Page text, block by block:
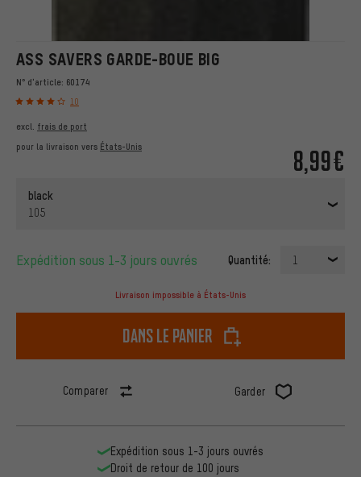
ASS SAVERS GARDE-BOUE BIG
N° d'article: 60174
10
8,99€
excl. frais de port
pour la livraison vers États-Unis
black
105
Expédition sous 1-3 jours ouvrés Quantité: 1
Livraison impossible à États-Unis
dans le panier
Comparer Garder
Expédition sous 1-3 jours ouvrés
Droit de retour de 100 jours